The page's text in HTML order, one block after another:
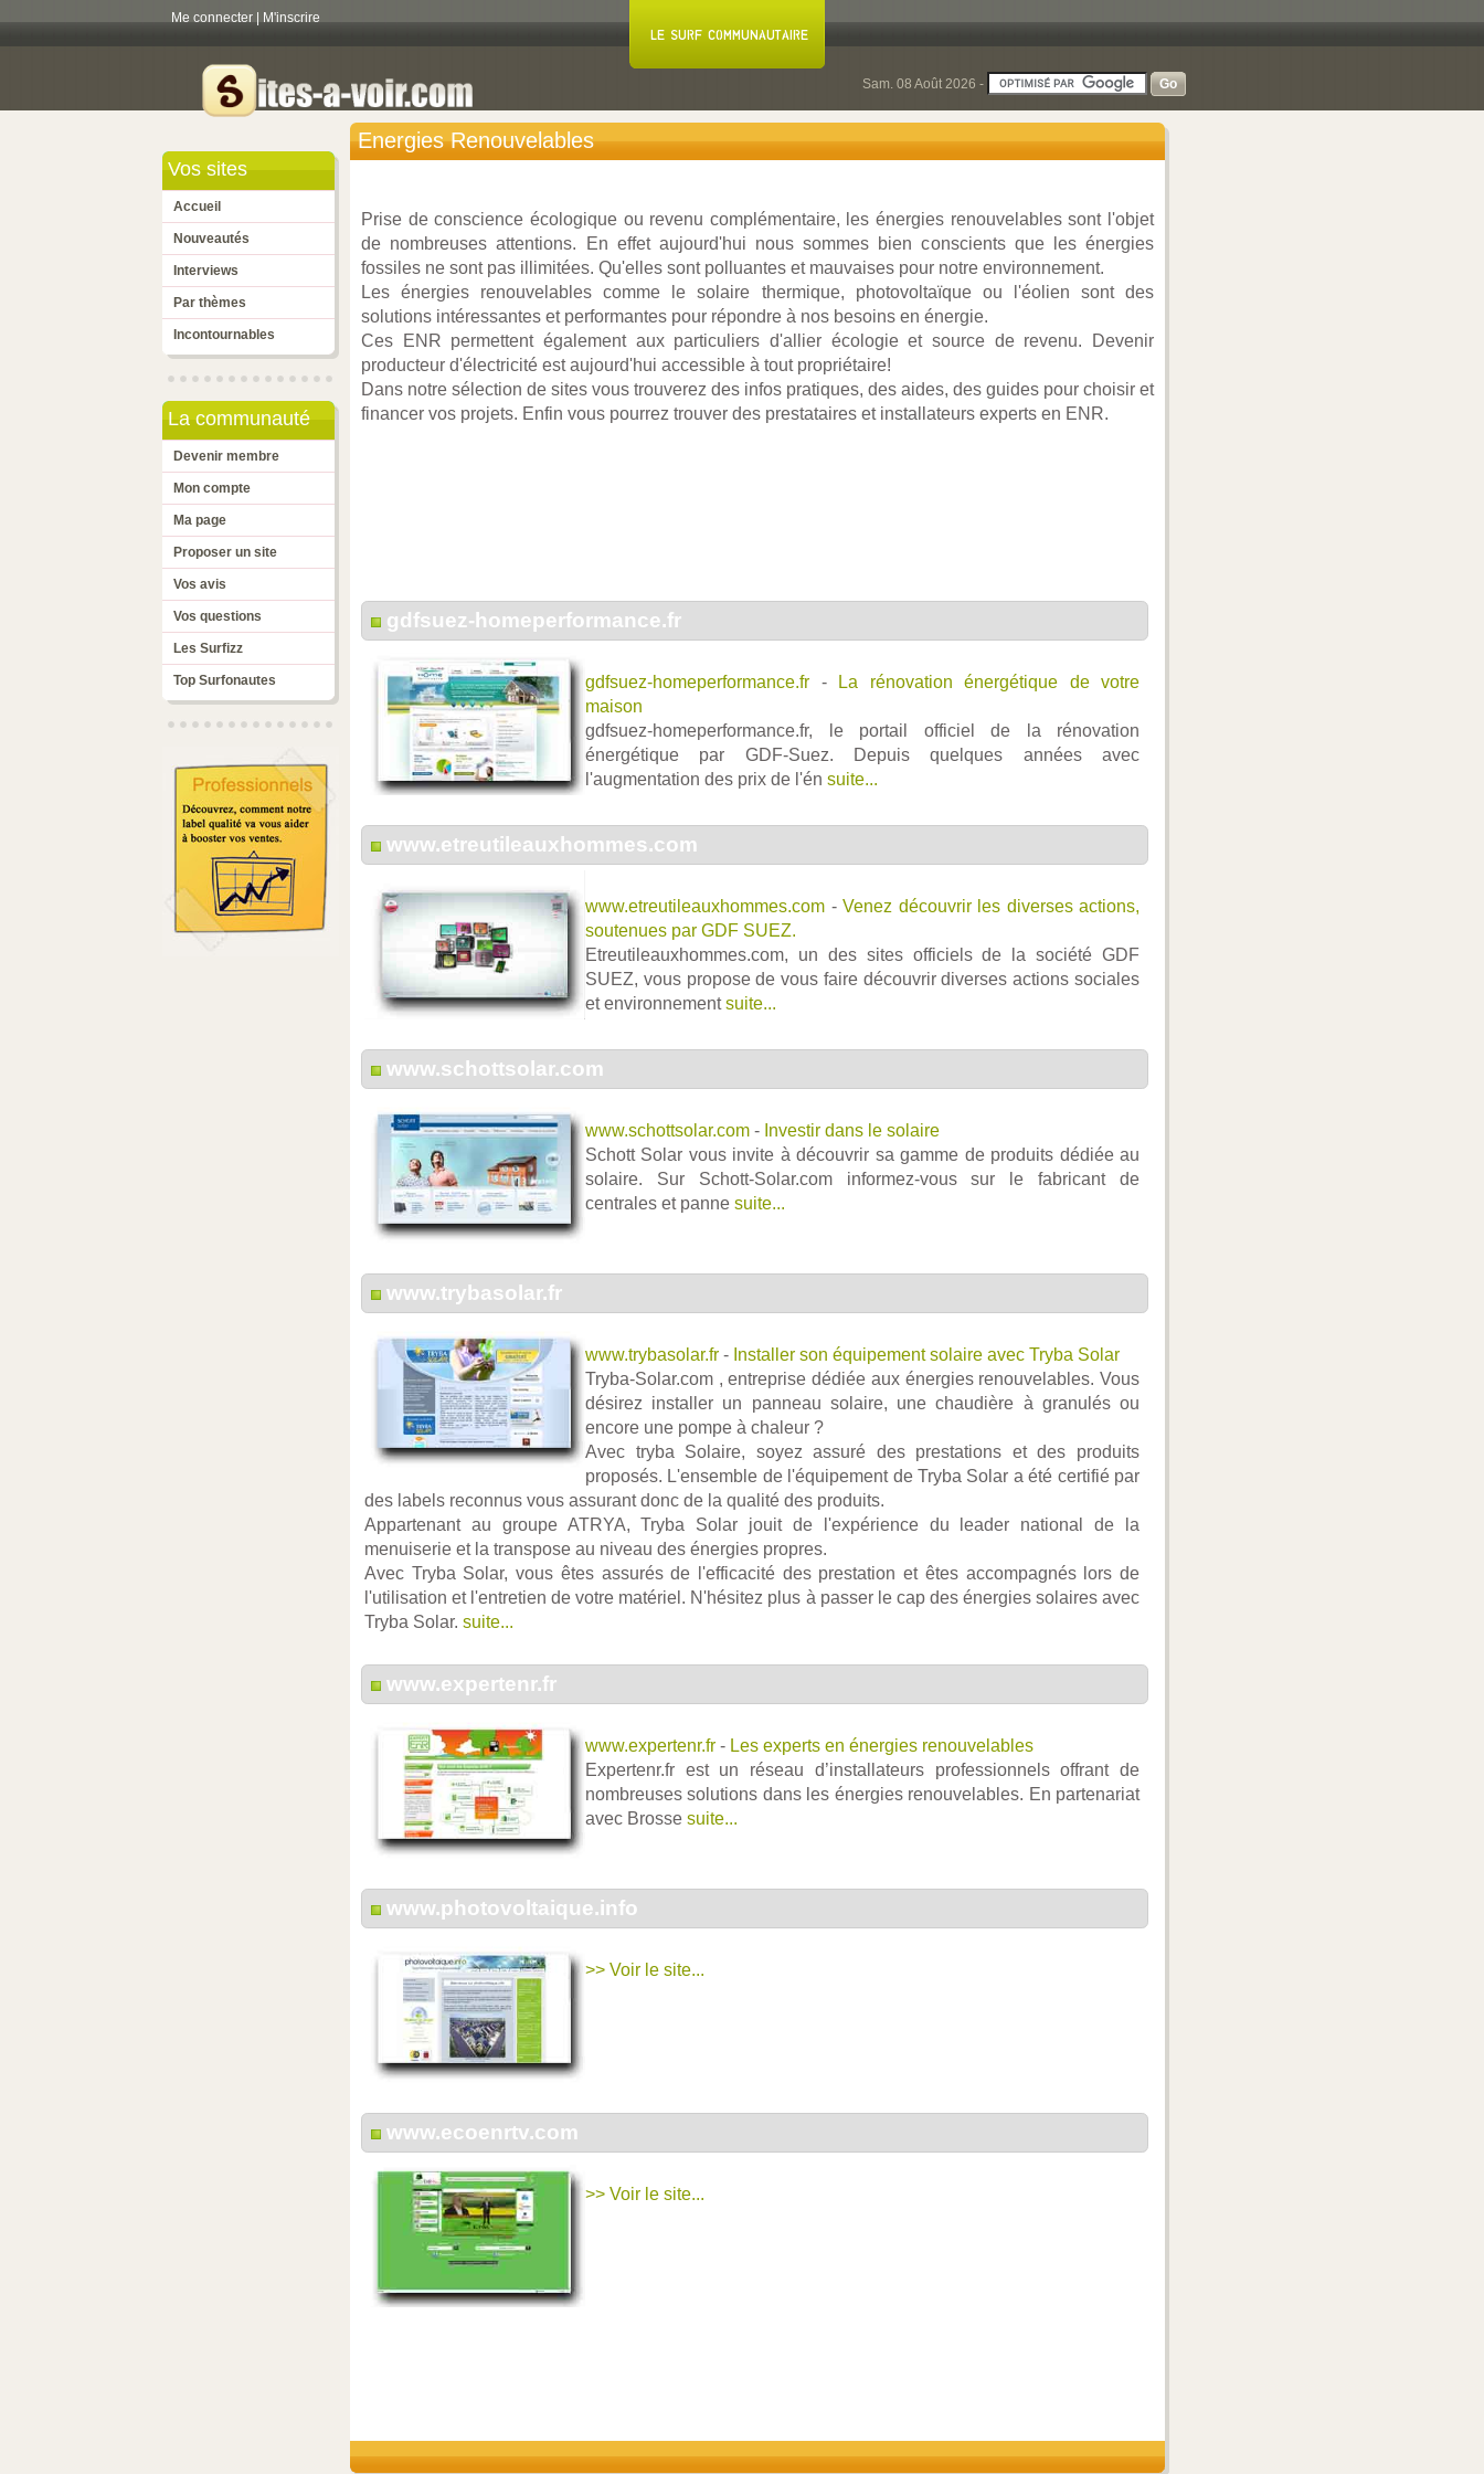
Me connecter M'inscrire
Sam. 08 Août 2026 -
Vos sites
Accueil
Nouveautés
Interviews
Par thèmes
Incontournables
La communauté
Devenir membre
Mon compte
Ma page
Proposer un site
Vos avis
Vos questions
Les Surfizz
Top Surfonautes
Energies Renouvelables
Prise de conscience écologique ou revenu complémentaire, les énergies renouvelables sont l'objet
de nombreuses attentions. En effet aujourd'hui nous sommes bien conscients que les énergies
fossiles ne sont pas illimitées. Qu'elles sont polluantes et mauvaises pour notre environnement.
Les énergies renouvelables comme le solaire thermique, photovoltaïque ou l'éolien sont des
solutions intéressantes et performantes pour répondre à nos besoins en énergie.
Ces ENR permettent également aux particuliers d'allier écologie et source de revenu. Devenir
producteur d'électricité est aujourd'hui accessible à tout propriétaire!
Dans notre sélection de sites vous trouverez des infos pratiques, des aides, des guides pour choisir et
financer vos projets. Enfin vous pourrez trouver des prestataires et installateurs experts en ENR.
gdfsuez-homeperformance.fr
gdfsuez-homeperformance.fr -
La rénovation énergétique de votre
maison
gdfsuez-homeperformance.fr, le portail officiel de la rénovation
énergétique par GDF-Suez. Depuis quelques années avec
l'augmentation des prix de l'én suite...
www.etreutileauxhommes.com
www.etreutileauxhommes.com - Venez découvrir les diverses actions,
soutenues par GDF SUEZ.
Etreutileauxhommes.com, un des sites officiels de la société GDF
SUEZ, vous propose de vous faire découvrir diverses actions sociales
et environnementsuite...
www.schottsolar.com
www.schottsolar.com - Investir dans le solaire
Schott Solar vous invite à découvrir sa gamme de produits dédiée au
solaire. Sur Schott-Solar.com informez-vous sur le fabricant de
centrales et panne suite...
www.trybasolar.fr
www.trybasolar.fr - Installer son équipement solaire avec Tryba Solar
Tryba-Solar.com , entreprise dédiée aux énergies renouvelables. Vous
désirez installer un panneau solaire, une chaudière à granulés ou
encore une pompe à chaleur ?
Avec tryba Solaire, soyez assuré des prestations et des produits
proposés. L'ensemble de l'équipement de Tryba Solar a été certifié par
des labels reconnus vous assurant donc de la qualité des produits.
Appartenant au groupe ATRYA, Tryba Solar jouit de l'expérience du leader national de la
menuiserie et la transpose au niveau des énergies propres.
Avec Tryba Solar, vous êtes assurés de l'efficacité des prestation et êtes accompagnés lors de
l'utilisation et l'entretien de votre matériel. N'hésitez plus à passer le cap des énergies solaires avec
Tryba Solar. suite...
www.expertenr.fr
www.expertenr.fr - Les experts en énergies renouvelables
Expertenr.fr est un réseau d’installateurs professionnels offrant de
nombreuses solutions dans les énergies renouvelables. En partenariat
avec Brosse suite...
www.photovoltaique.info
>> Voir le site...
www.ecoenrtv.com
>> Voir le site...